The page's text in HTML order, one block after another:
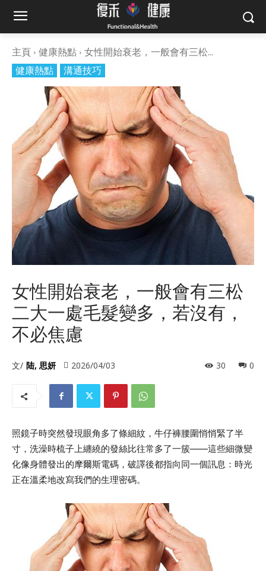
主頁 健康熱點 女性開始衰老，一般會有三松...
健康熱點
溝通技巧
女性開始衰老，一般會有三松
二大一處毛髮變多，若沒有，
不必焦慮
文/ 陆, 思妍 2026/04/03 0
30
照鏡子時突然發現眼角多了條細紋，牛仔褲腰圍悄悄緊了半
寸，洗澡時梳子上纏繞的發絲比往常多了一簇——這些細微變
化像身體發出的摩爾斯電碼，破譯後都指向同一個訊息：時光
正在溫柔地改寫我們的生理密碼。